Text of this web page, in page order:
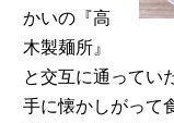
かいの『高
木製麺所』
と交互に通ってい
手に懐かしがって